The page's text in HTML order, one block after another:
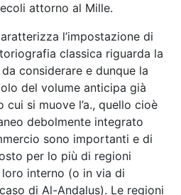
attorno al Mille.
l’impostazione di
classica riguarda la
considerare e dunque la
del volume anticipa già
si muove l’a., quello cioè
debolmente integrato
sono importanti e di
per lo più di regioni
interno (o in via di
di Al-Andalus). Le regioni